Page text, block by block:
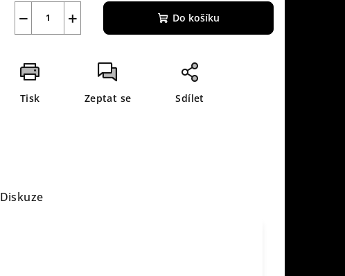
+
− Do košíku
Tisk Zeptat se Sdílet
Diskuze